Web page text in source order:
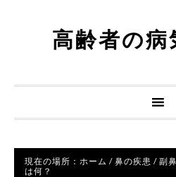
高齢者の病
現在の場所： ホーム / 鼻の疾患 / 副
は何？